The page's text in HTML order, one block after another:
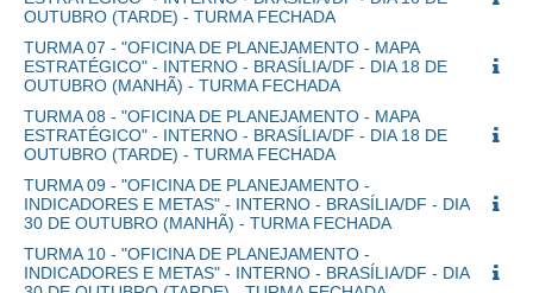
OUTUBRO (TARDE) - TURMA FECHADA
TURMA 07 - "OFICINA DE PLANEJAMENTO - MAPA
ESTRATÉGICO" - INTERNO - BRASÍLIA/DF - DIA 18 DE
OUTUBRO (MANHÃ) - TURMA FECHADA
TURMA 08 - "OFICINA DE PLANEJAMENTO - MAPA
ESTRATÉGICO" - INTERNO - BRASÍLIA/DF - DIA 18 DE
OUTUBRO (TARDE) - TURMA FECHADA
TURMA 09 - "OFICINA DE PLANEJAMENTO -
INDICADORES E METAS" - INTERNO - BRASÍLIA/DF - DIA
30 DE OUTUBRO (MANHÃ) - TURMA FECHADA
TURMA 10 - "OFICINA DE PLANEJAMENTO -
INDICADORES E METAS" - INTERNO - BRASÍLIA/DF - DIA